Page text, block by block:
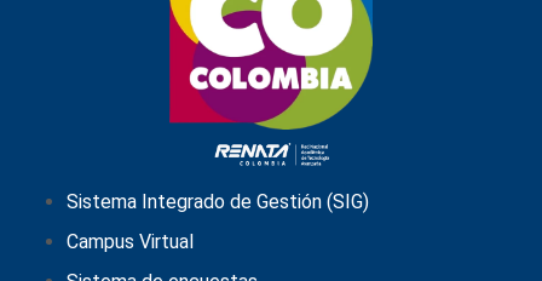
Sistema Integrado de Gestión (SIG)
Campus Virtual